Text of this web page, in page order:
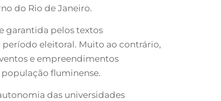
do Rio de Janeiro.
garantida pelos textos
eleitoral. Muito ao contrário,
e empreendimentos
fluminense.
das universidades